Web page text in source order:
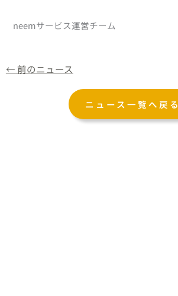
neemサービス運営チーム
← 前のニュース
ニュース一覧へ戻る